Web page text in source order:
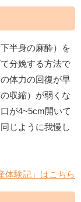
半身の麻酔）を
分娩する方法で
体力の回復が早
収縮）が弱くな
が4~5cm開いて
じように我慢し
体験記」はこちら